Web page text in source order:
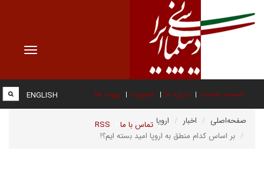
Toggle
صفحه نخست درباره ما عضویت پیوند ها
تماس با ما RSS
ENGLISH
صفحه‌اصلی اخبار
اروپا
بر اساس کدام منطق به اروپا امید بسته ایم؟!